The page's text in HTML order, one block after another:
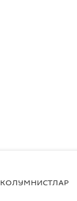
КОЛУМНИСТЛАР